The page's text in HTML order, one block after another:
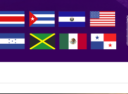
de Niñas, Niños y Adolescentes